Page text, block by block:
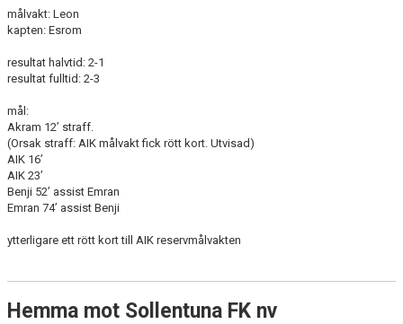
målvakt: Leon
kapten: Esrom
resultat halvtid: 2-1
resultat fulltid: 2-3
mål:
Akram 12’ straff.
(Orsak straff: AIK målvakt fick rött kort. Utvisad)
AIK 16’
AIK 23’
Benji 52’ assist Emran
Emran 74’ assist Benji
ytterligare ett rött kort till AIK reservmålvakten
Hemma mot Sollentuna FK nv